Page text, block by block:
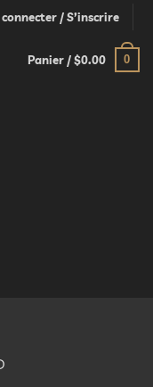
connecter / S’inscrire
Panier /$0.00 0